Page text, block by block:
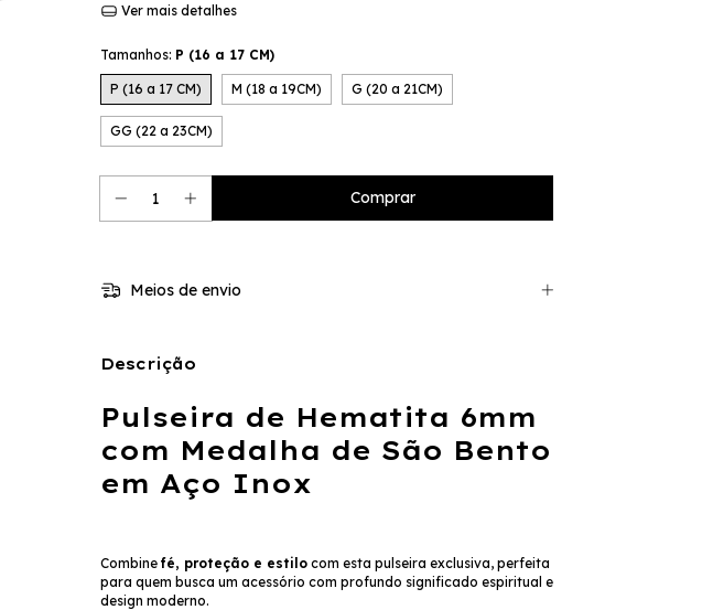
Ver mais detalhes
Tamanhos: P (16 a 17 CM)
P (16 a 17 CM) M (18 a 19CM) G (20 a 21CM)
GG (22 a 23CM)
Meios de envio
Descrição
Pulseira de Hematita 6mm
com Medalha de São Bento
em Aço Inox
Combine fé, proteção e estilo com esta pulseira exclusiva, perfeita
para quem busca um acessório com profundo significado espiritual e
design moderno.